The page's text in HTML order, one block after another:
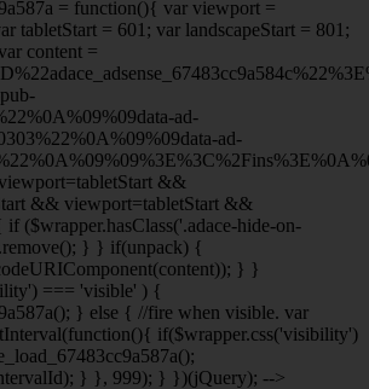
= function(){ var viewport =
tabletStart = 601; var landscapeStart = 801;
content =
ad-
ad-
=tabletStart &&
&& viewport=tabletStart &&
($wrapper.hasClass('.adace-hide-on-
} } if(unpack) {
} }
=== 'visible' ) {
} else { //fire when visible. var
if($wrapper.css('visibility')
} }, 999); } })(jQuery); -->